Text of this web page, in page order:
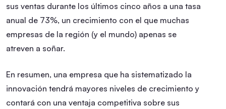
sus ventas durante los últimos cinco años a una tasa
anual de 73%, un crecimiento con el que muchas
empresas de la región (y el mundo) apenas se
atreven a soñar.
En resumen, una empresa que ha sistematizado la
innovación tendrá mayores niveles de crecimiento y
contará con una ventaja competitiva sobre sus